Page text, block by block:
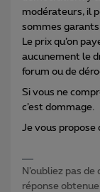
modérateurs, il
sommes garants
Le prix qu’on
aucunement le
forum ou de
Si vous ne
c’est dommage.
Je vous propose
N’oubliez pas
réponse